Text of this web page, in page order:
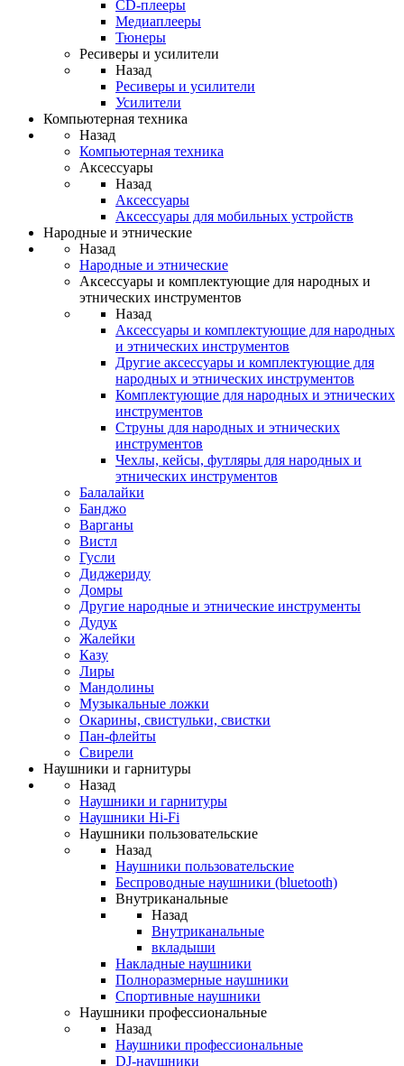
CD-плееры
Медиаплееры
Тюнеры
Ресиверы и усилители
Назад
Ресиверы и усилители
Усилители
Компьютерная техника
Назад
Компьютерная техника
Аксессуары
Назад
Аксессуары
Аксессуары для мобильных устройств
Народные и этнические
Назад
Народные и этнические
Аксессуары и комплектующие для народных и
этнических инструментов
Назад
Аксессуары и комплектующие для народных
и этнических инструментов
Другие аксессуары и комплектующие для
народных и этнических инструментов
Комплектующие для народных и этнических
инструментов
Струны для народных и этнических
инструментов
Чехлы, кейсы, футляры для народных и
этнических инструментов
Балалайки
Банджо
Варганы
Вистл
Гусли
Диджериду
Домры
Другие народные и этнические инструменты
Дудук
Жалейки
Казу
Лиры
Мандолины
Музыкальные ложки
Окарины, свистульки, свистки
Пан-флейты
Свирели
Наушники и гарнитуры
Назад
Наушники и гарнитуры
Наушники Hi-Fi
Наушники пользовательские
Назад
Наушники пользовательские
Беспроводные наушники (bluetooth)
Внутриканальные
Назад
Внутриканальные
вкладыши
Накладные наушники
Полноразмерные наушники
Спортивные наушники
Наушники профессиональные
Назад
Наушники профессиональные
DJ-наушники